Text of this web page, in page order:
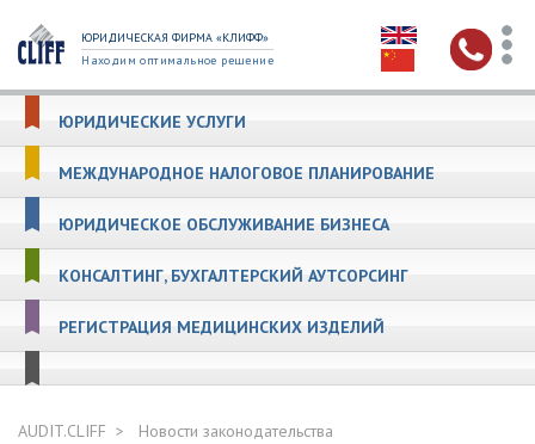
ЮРИДИЧЕСКАЯ ФИРМА «КЛИФФ»
Находим оптимальное решение
ЮРИДИЧЕСКИЕ УСЛУГИ
МЕЖДУНАРОДНОЕ НАЛОГОВОЕ ПЛАНИРОВАНИЕ
ЮРИДИЧЕСКОЕ ОБСЛУЖИВАНИЕ БИЗНЕСА
КОНСАЛТИНГ, БУХГАЛТЕРСКИЙ АУТСОРСИНГ
РЕГИСТРАЦИЯ МЕДИЦИНСКИХ ИЗДЕЛИЙ
AUDIT.CLIFF Новости законодательства